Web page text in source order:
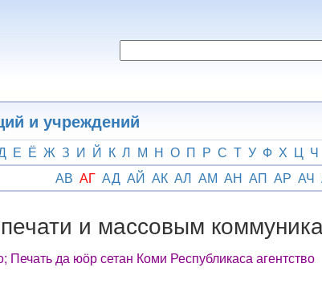
и учреждений
Е Ё Ж З И Й К Л М Н О П Р С Т У Ф Х Ц Ч
АВ АГ АД АЙ АК АЛ АМ АН АП АР АЧ
и массовым
Печать да юӧр сетан Коми Республикаса агентство